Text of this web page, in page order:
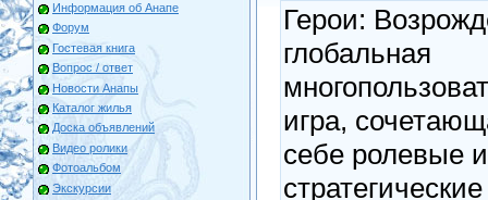
Информация об Анапе
Форум
Гостевая книга
Вопрос / ответ
Новости Анапы
Каталог жилья
Доска объявлений
Видео ролики
Фотоальбом
Экскурсии
Герои:
глобальная
игра,
себе ролевые и
стратегические